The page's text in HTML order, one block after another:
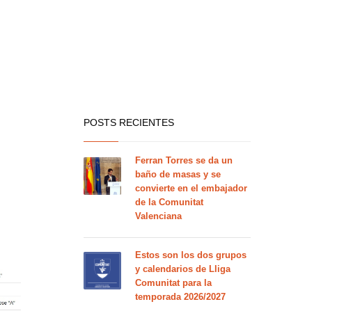
POSTS RECIENTES
Ferran Torres se da un
baño de masas y se
convierte en el embajador
de la Comunitat
Valenciana
Estos son los dos grupos
y calendarios de Lliga
Comunitat para la
temporada 2026/2027